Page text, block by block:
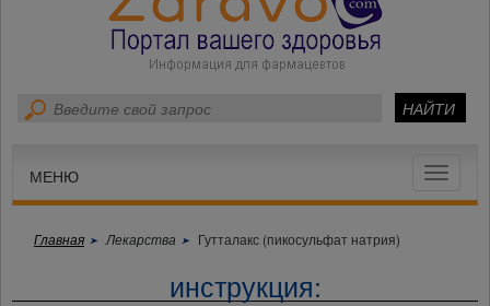
Toggle
МЕНЮ
Главная Лекарства Гутталакс (пикосульфат натрия)
инструкция: